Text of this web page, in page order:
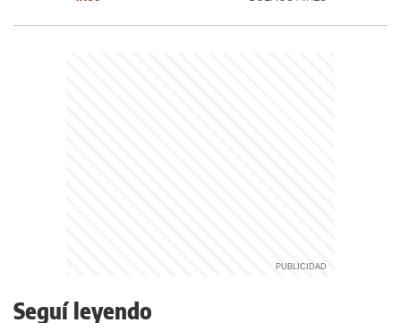
Seguí leyendo